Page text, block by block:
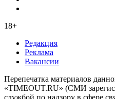
18+
Редакция
Реклама
Вакансии
Перепечатка материалов
«TIMEOUT.RU» (СМИ
службой по надзору в сфере